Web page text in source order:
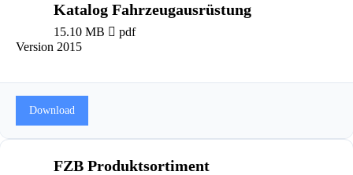
Katalog Fahrzeugausrüstung
15.10 MB
pdf
Version 2015
Download
FZB Produktsortiment